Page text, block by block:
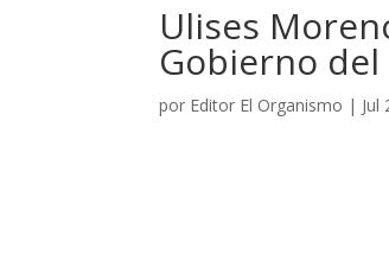
Ulises
Gobierno del
por Editor El Organismo | Jul